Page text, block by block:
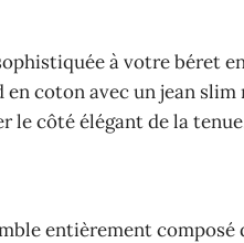
à votre béret
coton avec un jean slim
le côté élégant de la
entièrement composé